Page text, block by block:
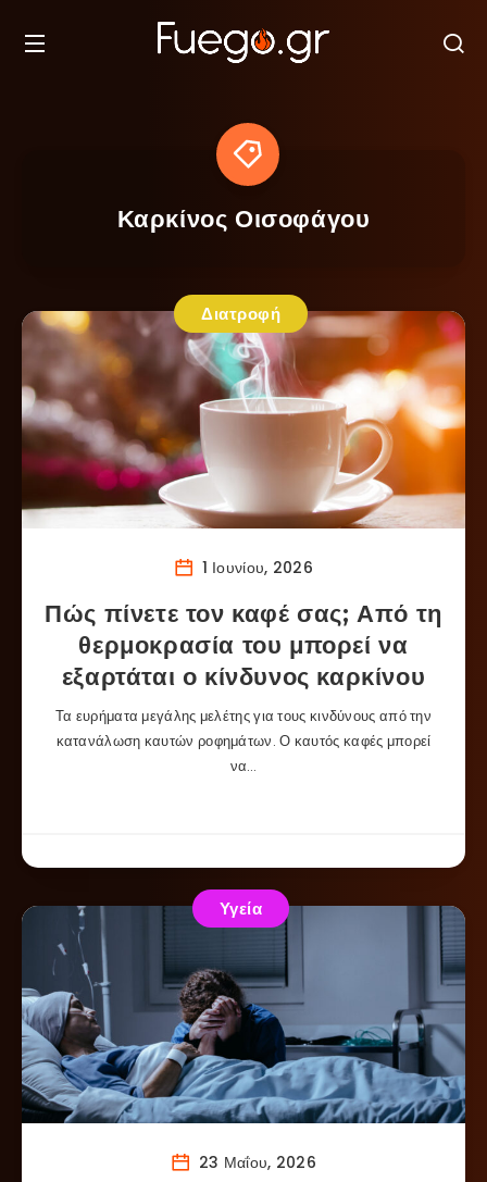
Καρκίνος Οισοφάγου
Διατροφή
1 Ιουνίου, 2026
Πώς πίνετε τον καφέ σας; Από τη
θερμοκρασία του μπορεί να
εξαρτάται ο κίνδυνος καρκίνου
Τα ευρήματα μεγάλης μελέτης για τους κινδύνους από την
κατανάλωση καυτών ροφημάτων. Ο καυτός καφές μπορεί
να…
Υγεία
23 Μαΐου, 2026